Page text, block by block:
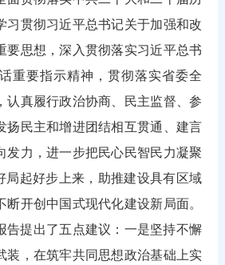
习贯彻习近平总书记关于加强和改
要思想，深入贯彻落实习近平总书
重要指示精神，贯彻落实省委全
认真履行政治协商、民主监督、参
扬民主和增进团结相互贯通、建言
发力，进一步把民心民智民力凝聚
局起好步上来，助推建设具有区域
断开创中国式现代化建设新局面。
告提出了五点建议：一是坚持不懈
装，在筑牢共同思想政治基础上实